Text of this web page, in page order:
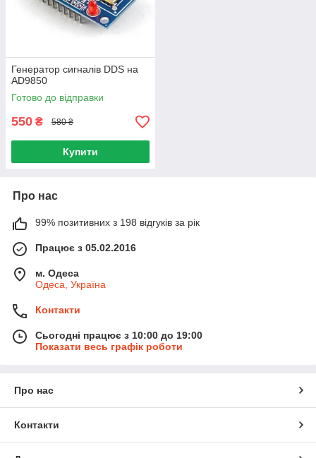
Генератор сигналів DDS на
AD9850
Готово до відправки
550 ₴ 580 ₴
Купити
Про нас
99% позитивних з 198 відгуків за рік
Працює з 05.02.2016
м. Одеса
Одеса, Україна
Контакти
Сьогодні працює з 10:00 до 19:00
Показати весь графік роботи
Про нас
Контакти